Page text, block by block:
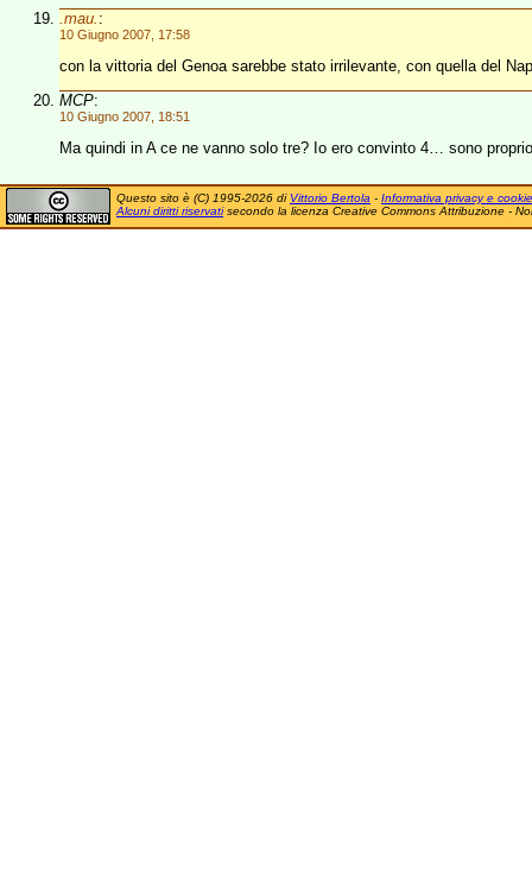
.mau. :
10 Giugno 2007, 17:58
con la vittoria del Genoa sarebbe stato irrilevante, con quella del
MCP:
10 Giugno 2007, 18:51
Ma quindi in A ce ne vanno solo tre? Io ero convinto 4… sono
Questo sito è (C) 1995-2026 di Vittorio Bertola - Informativa privacy e cookie
Alcuni diritti riservatisecondo la licenza Creative Commons Attribuzione -